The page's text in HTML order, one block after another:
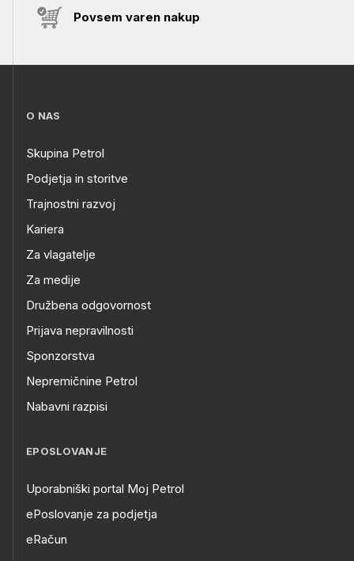
Povsem varen nakup
O NAS
Skupina Petrol
Podjetja in storitve
Trajnostni razvoj
Kariera
Za vlagatelje
Za medije
Družbena odgovornost
Prijava nepravilnosti
Sponzorstva
Nepremičnine Petrol
Nabavni razpisi
EPOSLOVANJE
Uporabniški portal Moj Petrol
ePoslovanje za podjetja
eRačun